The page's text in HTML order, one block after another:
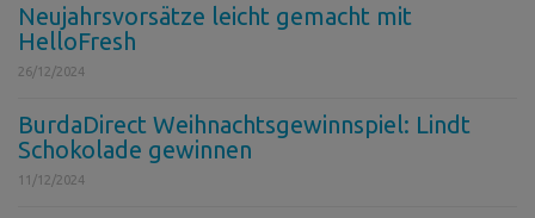
Neujahrsvorsätze leicht gemacht mit
HelloFresh
26/12/2024
BurdaDirect Weihnachtsgewinnspiel: Lindt
Schokolade gewinnen
11/12/2024